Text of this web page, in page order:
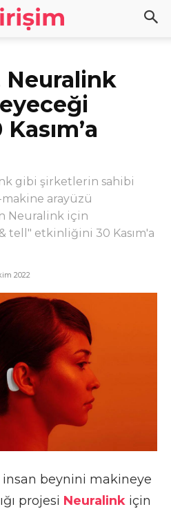
Neuralink
gibi şirketlerin sahibi
arayüzü
Neuralink için
tell" etkinliğini 30 Kasım'a
2022
insan beynini makineye
projesi Neuralink için